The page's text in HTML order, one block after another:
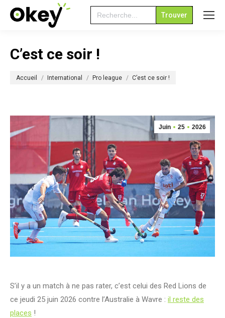
Search
for:
C’est ce soir !
Accueil International Pro league C’est ce soir !
Juin 25 2026
S’il y a un match à ne pas rater, c’est celui des Red Lions de
ce jeudi 25 juin 2026 contre l’Australie à Wavre : il reste des
places !